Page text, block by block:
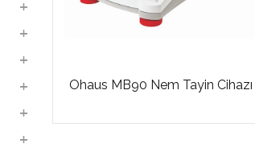
Ohaus MB90 Nem Tayin Cihazı